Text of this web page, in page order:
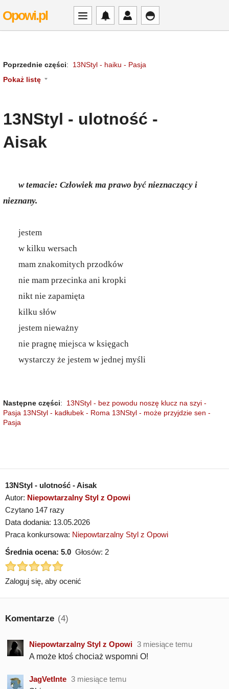
Opowi.pl
Poprzednie części: 13NStyl - haiku - Pasja
Pokaż listę
13NStyl - ulotność -
Aisak
w temacie: Człowiek ma prawo być nieznaczący i
nieznany.
jestem
w kilku wersach
mam znakomitych przodków
nie mam przecinka ani kropki
nikt nie zapamięta
kilku słów
jestem nieważny
nie pragnę miejsca w księgach
wystarczy że jestem w jednej myśli
Następne części: 13NStyl - bez powodu noszę klucz na szyi -
Pasja 13NStyl - kadłubek - Roma 13NStyl - może przyjdzie sen -
Pasja
13NStyl - ulotność - Aisak
Autor: Niepowtarzalny Styl z Opowi
Czytano 147 razy
Data dodania: 13.05.2026
Praca konkursowa: Niepowtarzalny Styl z Opowi
Średnia ocena: 5.0 Głosów: 2
Zaloguj się, aby ocenić
Komentarze (4)
Niepowtarzalny Styl z Opowi 3 miesiące temu
A może ktoś chociaż wspomni O!
JagVetInte 3 miesiące temu